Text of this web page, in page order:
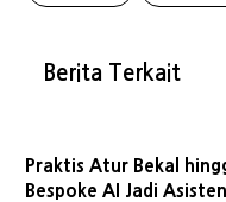
Berita Terkait
Praktis Atur Bekal
Bespoke AI Jadi